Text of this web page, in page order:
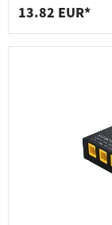
13.82 EUR*